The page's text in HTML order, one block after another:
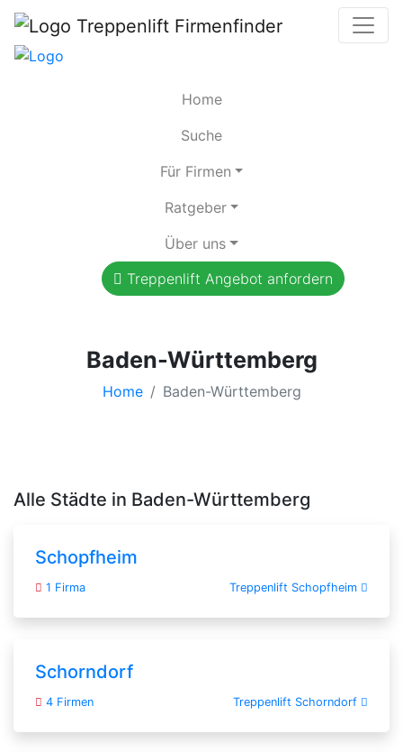
Home
Suche
Für Firmen
Ratgeber
Über uns
Treppenlift Angebot anfordern
Baden-Württemberg
Home Baden-Württemberg
Alle Städte in Baden-Württemberg
Schopfheim
1 Firma Treppenlift Schopfheim
Schorndorf
4 Firmen Treppenlift Schorndorf